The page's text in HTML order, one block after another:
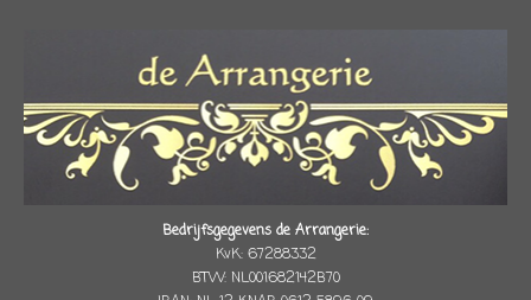
Bedrijfsgegevens de Arrangerie:
KvK: 67288332
BTW: NL001682142B70